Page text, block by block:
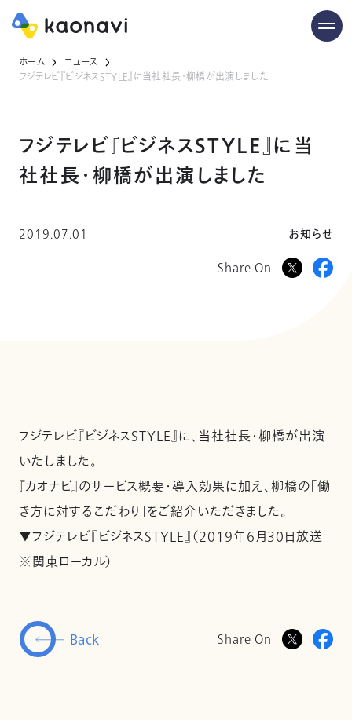
ホーム
ニュース
フジテレビ『ビジネスSTYLE』に当社社長・柳橋が出演しました
フジテレビ『ビジネスSTYLE』に当
社社長・柳橋が出演しました
2019.07.01 お知らせ
Share On
フジテレビ『ビジネスSTYLE』に、当社社長・柳橋が出演
いたしました。
『カオナビ』のサービス概要・導入効果に加え、柳橋の「働
き方に対するこだわり」をご紹介いただきました。
▼フジテレビ『ビジネスSTYLE』（2019年6月30日放送
※関東ローカル）
Back Share On